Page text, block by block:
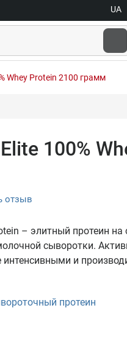
UA
Whey Protein 2100 грамм
100%
отзыв
– элитный протеин на
сыворотки.
интенсивными и
протеин